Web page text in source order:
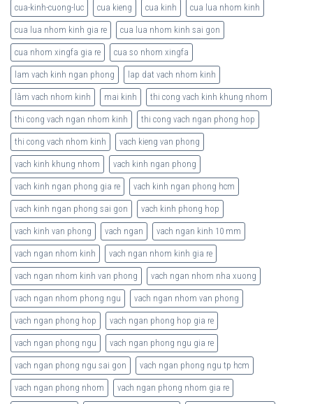
cua-kinh-cuong-luc cua kieng cua kinh cua lua nhom kinh
cua lua nhom kinh gia re cua lua nhom kinh sai gon
cua nhom xingfa gia re cua so nhom xingfa
lam vach kinh ngan phong lap dat vach nhom kinh
làm vach nhom kinh mai kinh thi cong vach kinh khung nhom
thi cong vach ngan nhom kinh thi cong vach ngan phong hop
thi cong vach nhom kinh vach kieng van phong
vach kinh khung nhom vach kinh ngan phong
vach kinh ngan phong gia re vach kinh ngan phong hcm
vach kinh ngan phong sai gon vach kinh phong hop
vach kinh van phong vach ngan vach ngan kinh 10 mm
vach ngan nhom kinh vach ngan nhom kinh gia re
vach ngan nhom kinh van phong vach ngan nhom nha xuong
vach ngan nhom phong ngu vach ngan nhom van phong
vach ngan phong hop vach ngan phong hop gia re
vach ngan phong ngu vach ngan phong ngu gia re
vach ngan phong ngu sai gon vach ngan phong ngu tp hcm
vach ngan phong nhom vach ngan phong nhom gia re